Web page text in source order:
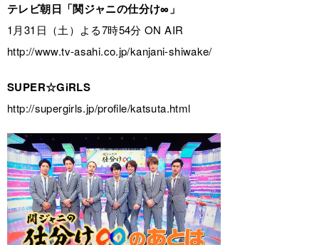
テレビ朝日「関ジャニの仕分け∞」
1月31日（土）よる7時54分 ON AIR
http://www.tv-asahi.co.jp/kanjani-shiwake/
SUPER☆GiRLS
http://supergirls.jp/profile/katsuta.html